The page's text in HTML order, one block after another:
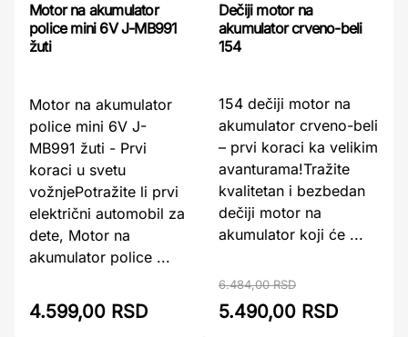
Motor na akumulator
police mini 6V J-MB991
žuti
Motor na akumulator
police mini 6V J-
MB991 žuti - Prvi
koraci u svetu
vožnjePotražite li prvi
električni automobil za
dete, Motor na
akumulator police ...
4.599,00 RSD
Dečiji motor na
akumulator crveno-beli
154
154 dečiji motor na
akumulator crveno-beli
– prvi koraci ka velikim
avanturama!Tražite
kvalitetan i bezbedan
dečiji motor na
akumulator koji će ...
6.484,00 RSD
5.490,00 RSD